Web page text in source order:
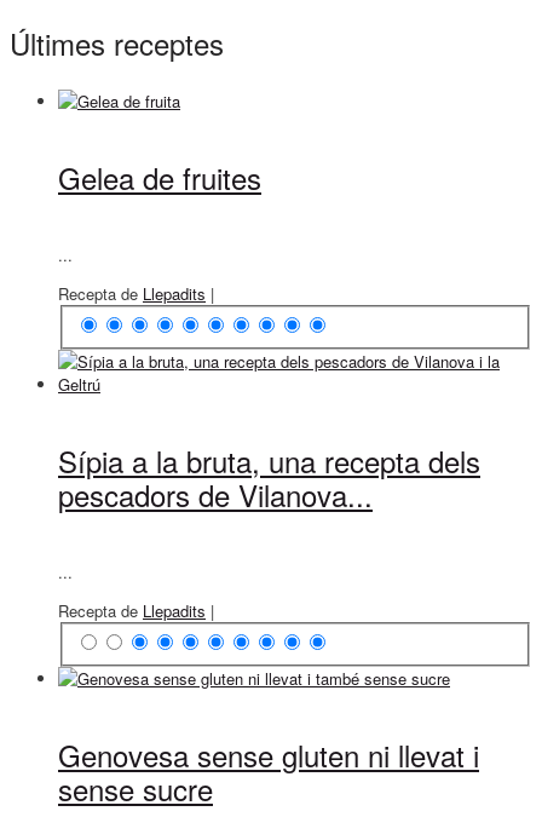
Últimes receptes
Gelea de fruites
...
Recepta de Llepadits |
Sípia a la bruta, una recepta dels
pescadors de Vilanova...
...
Recepta de Llepadits |
Genovesa sense gluten ni llevat i
sense sucre